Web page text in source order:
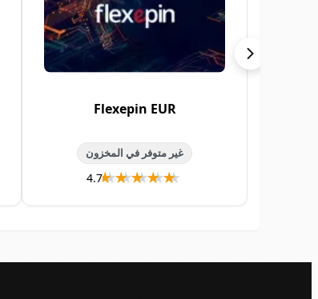
Flexepin EUR
غير متوفر في المخزون
★★★★★
★★★★★
4.7